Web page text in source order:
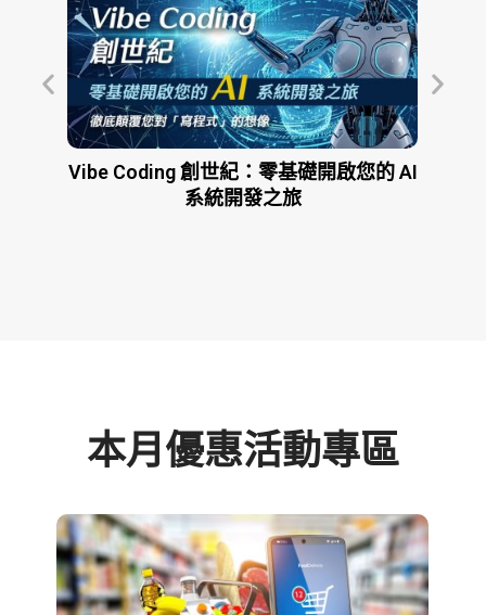
企業AI轉型實戰：用生成式AI打造高績
效、低成本團隊
本月優惠活動專區